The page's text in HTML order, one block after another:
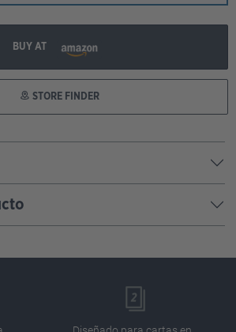
BUY AT
STORE FINDER